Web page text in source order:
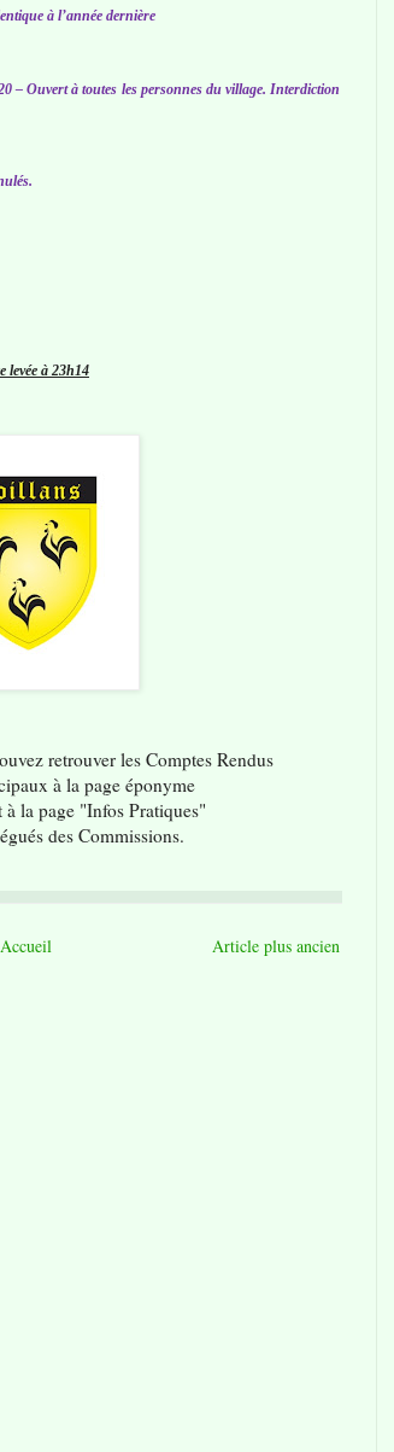
à l’année dernière
– Ouvert à toutes les personnes du village. Interdiction
levée à 23h14
retrouver les Comptes Rendus
à la page éponyme
la page "Infos Pratiques"
des Commissions.
Article plus ancien
Accueil